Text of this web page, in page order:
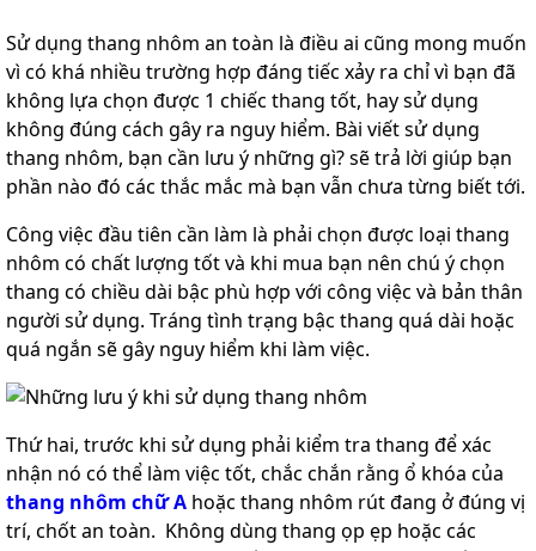
Thang
nhôm
ghế
Thang
nhôm
gấp
rút
)
Thang
nhôm
gấp
4
khúc
Thang
bàn
Thang
nhôm
Sử dụng thang nhôm an toàn là điều ai cũng mong muốn
vì có khá nhiều trường hợp đáng tiếc xảy ra chỉ vì bạn đã
không lựa chọn được 1 chiếc thang tốt, hay sử dụng
không đúng cách gây ra nguy hiểm. Bài viết sử dụng
thang nhôm, bạn cần lưu ý những gì? sẽ trả lời giúp bạn
phần nào đó các thắc mắc mà bạn vẫn chưa từng biết tới.
Công việc đầu tiên cần làm là phải chọn được loại thang
nhôm có chất lượng tốt và khi mua bạn nên chú ý chọn
thang có chiều dài bậc phù hợp với công việc và bản thân
người sử dụng. Tráng tình trạng bậc thang quá dài hoặc
quá ngắn sẽ gây nguy hiểm khi làm việc.
Thứ hai, trước khi sử dụng phải kiểm tra thang để xác
nhận nó có thể làm việc tốt, chắc chắn rằng ổ khóa của
thang nhôm chữ A hoặc thang nhôm rút đang ở đúng vị
trí, chốt an toàn. Không dùng thang ọp ẹp hoặc các